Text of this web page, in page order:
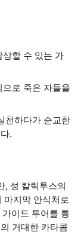
할 수 있는 가
로 죽은 자들을
천하다가 순교한
.
, 성 칼릭투스의
마지막 안식처로
이드 투어를 통
거대한 카타콤